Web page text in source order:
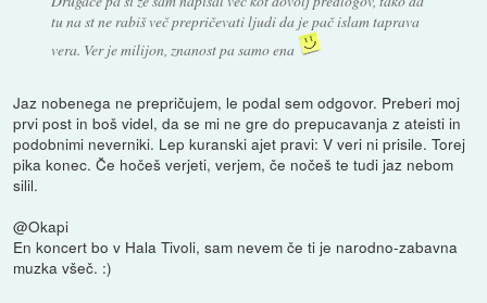
tu na st ne rabiš več prepričevati ljudi da je pač islam taprava
vera. Ver je milijon, znanost pa samo ena
Jaz nobenega ne prepričujem, le podal sem odgovor. Preberi moj
prvi post in boš videl, da se mi ne gre do prepucavanja z ateisti in
podobnimi neverniki. Lep kuranski ajet pravi: V veri ni prisile. Torej
pika konec. Če hočeš verjeti, verjem, če nočeš te tudi jaz nebom
silil.
@Okapi
En koncert bo v Hala Tivoli, sam nevem če ti je narodno-zabavna
muzka všeč. :)